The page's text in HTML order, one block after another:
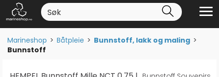
Marineshop>Båtpleie>Bunnstoff, lakk og maling>
Bunnstoff